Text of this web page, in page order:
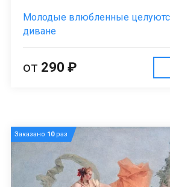
Молодые влюбленные
диване
от 290 ₽
Заказано 10раз